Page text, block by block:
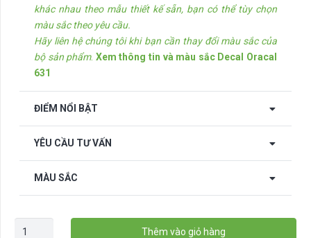
khác nhau theo mẫu thiết kế sẵn, bạn có thể tùy chọn
màu sắc theo yêu cầu.
Hãy liên hệ chúng tôi khi bạn cần thay đổi màu sắc của
bộ sản phẩm. Xem thông tin và màu sắc Decal Oracal
631
ĐIỂM NỔI BẬT
YÊU CẦU TƯ VẤN
MÀU SẮC
Decal
Thêm vào giỏ hàng